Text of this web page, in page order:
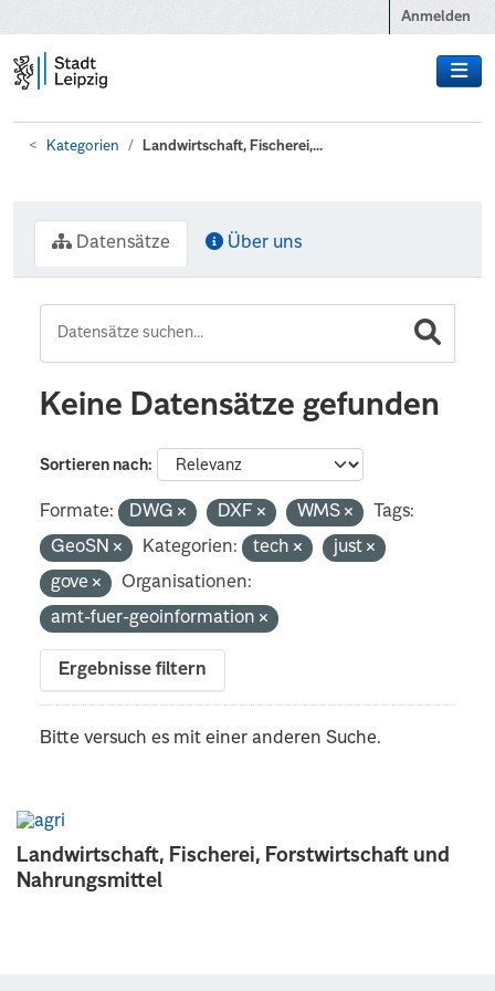
Anmelden
Kategorien Landwirtschaft, Fischerei,...
Landwirtschaft, Fischerei, Forstwirtschaft und
Nahrungsmittel
Datensätze Über uns
Keine Datensätze gefunden
Sortieren nach
Formate: DWG DXF WMS
Tags:
GeoSN
Kategorien: tech
just
gove
Organisationen:
amt-fuer-geoinformation
Ergebnisse filtern
Bitte versuch es mit einer anderen Suche.